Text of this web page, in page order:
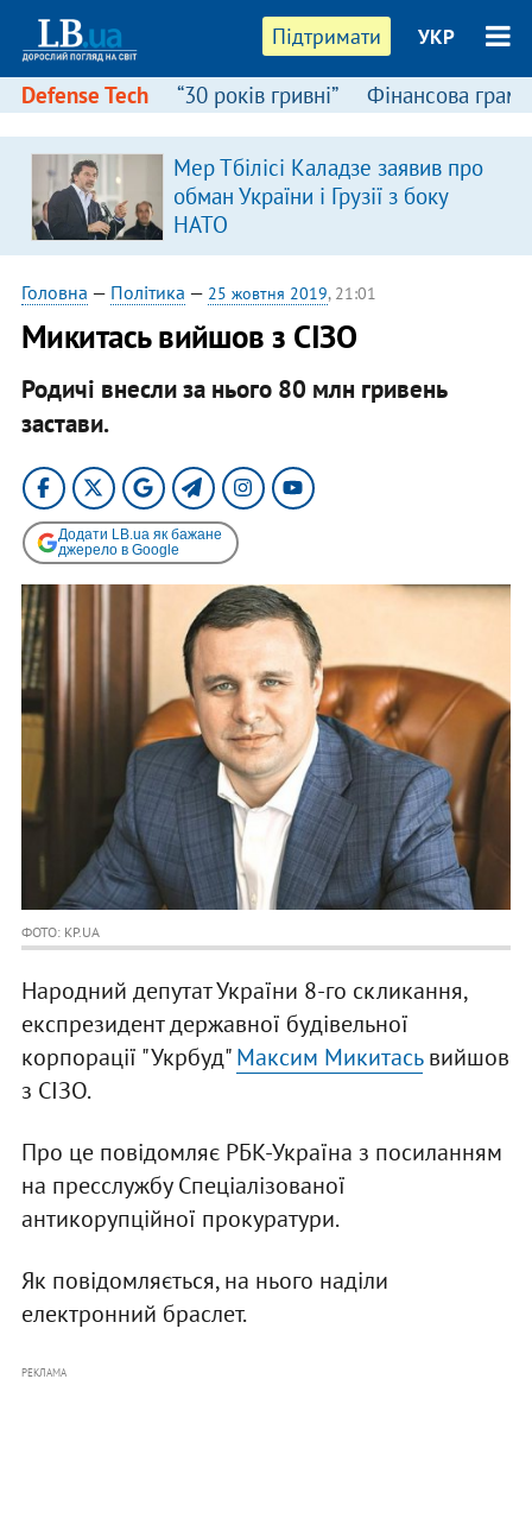
Підтримати УКР
Defense Tech “30 років гривні” Фінансова
Мер Тбілісі Каладзе заявив про
обман України і Грузії з боку
НАТО
Головна — Політика — 25 жовтня 2019, 21:01
Микитась вийшов з СІЗО
Родичі внесли за нього 80 млн гривень
застави.
Додати LB.ua як бажане
джерело в Google
ФОТО: KP.UA
Народний депутат України 8-го скликання,
експрезидент державної будівельної
корпорації "Укрбуд"Максим Микитасьвийшов
з СІЗО.
Про це повідомляє РБК-Україна з посиланням
на пресслужбу Спеціалізованої
антикорупційної прокуратури.
Як повідомляється, на нього наділи
електронний браслет.
РЕКЛАМА